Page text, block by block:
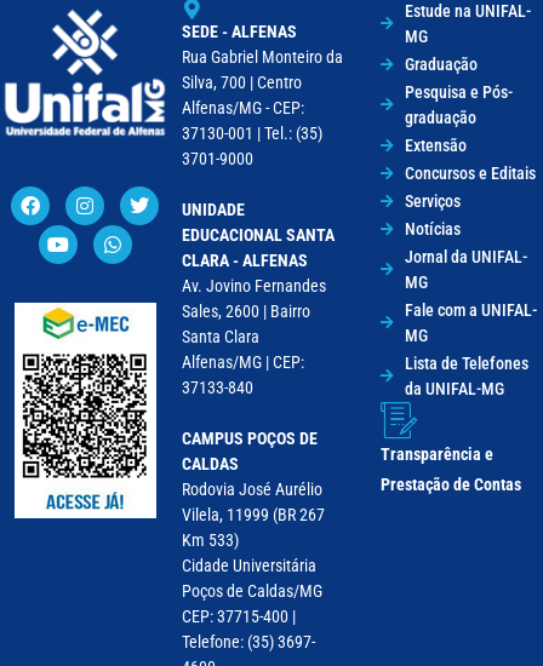
SEDE - ALFENAS
Rua Gabriel Monteiro da
Silva, 700 | Centro
Alfenas/MG - CEP:
37130-001 | Tel.: (35)
3701-9000
UNIDADE
EDUCACIONAL SANTA
CLARA - ALFENAS
Av. Jovino Fernandes
Sales, 2600 | Bairro
Santa Clara
Alfenas/MG | CEP:
37133-840
CAMPUS POÇOS DE
CALDAS
Rodovia José Aurélio
Vilela, 11999 (BR 267
Km 533)
Cidade Universitária
Poços de Caldas/MG
CEP: 37715-400 |
Telefone: (35) 3697-
Estude na UNIFAL-
MG
Graduação
Pesquisa e Pós-
graduação
Extensão
Concursos e Editais
Serviços
Notícias
Jornal da UNIFAL-
MG
Fale com a UNIFAL-
MG
Lista de Telefones
da UNIFAL-MG
Transparência e
Prestação de Contas